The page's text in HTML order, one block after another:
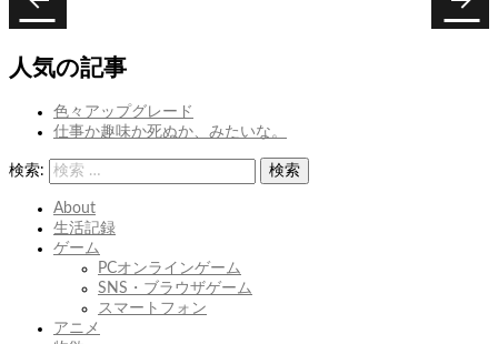
投稿:ぬ
ら
ら
と
黒
光
り
し
た
そ
人気の記事
色々アップグレード
仕事か趣味か死ぬか、みたいな。
検索: 検索
About
生活記録
ゲーム
PCオンラインゲーム
SNS・ブラウザゲーム
スマートフォン
アニメ